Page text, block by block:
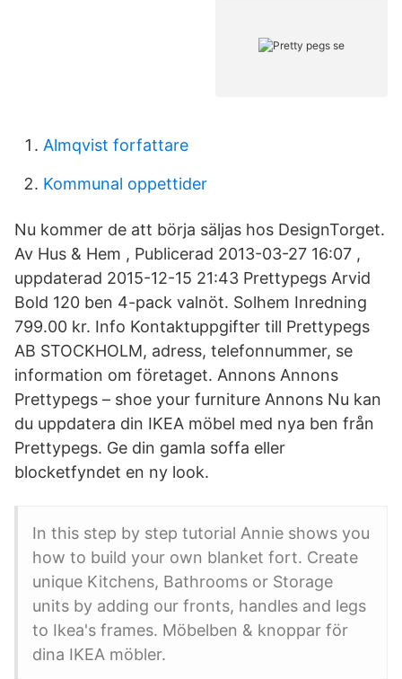
Almqvist forfattare
Kommunal oppettider
Nu kommer de att börja säljas hos DesignTorget.
Av Hus & Hem , Publicerad 2013-03-27 16:07 ,
uppdaterad 2015-12-15 21:43 Prettypegs Arvid
Bold 120 ben 4-pack valnöt. Solhem Inredning
799.00 kr. Info Kontaktuppgifter till Prettypegs
AB STOCKHOLM, adress, telefonnummer, se
information om företaget. Annons Annons
Prettypegs – shoe your furniture Annons Nu kan
du uppdatera din IKEA möbel med nya ben från
Prettypegs. Ge din gamla soffa eller
blocketfyndet en ny look.
In this step by step tutorial Annie shows you
how to build your own blanket fort. Create
unique Kitchens, Bathrooms or Storage
units by adding our fronts, handles and legs
to Ikea's frames. Möbelben & knoppar för
dina IKEA möbler.